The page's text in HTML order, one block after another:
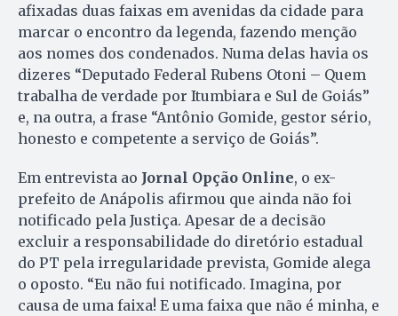
afixadas duas faixas em avenidas da cidade para
marcar o encontro da legenda, fazendo menção
aos nomes dos condenados. Numa delas havia os
dizeres “Deputado Federal Rubens Otoni – Quem
trabalha de verdade por Itumbiara e Sul de Goiás”
e, na outra, a frase “Antônio Gomide, gestor sério,
honesto e competente a serviço de Goiás”.
Em entrevista ao Jornal Opção Online, o ex-
prefeito de Anápolis afirmou que ainda não foi
notificado pela Justiça. Apesar de a decisão
excluir a responsabilidade do diretório estadual
do PT pela irregularidade prevista, Gomide alega
o oposto. “Eu não fui notificado. Imagina, por
causa de uma faixa! E uma faixa que não é minha, e